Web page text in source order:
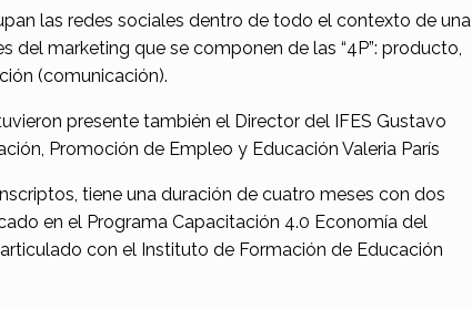
las redes sociales dentro de todo el contexto de una
del marketing que se componen de las “4P”: producto,
(comunicación).
presente también el Director del IFES Gustavo
Promoción de Empleo y Educación Valeria París
tiene una duración de cuatro meses con dos
en el Programa Capacitación 4.0 Economía del
con el Instituto de Formación de Educación